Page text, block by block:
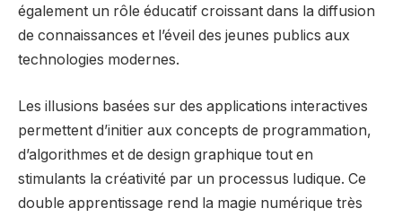
également un rôle éducatif croissant dans la diffusion
de connaissances et l’éveil des jeunes publics aux
technologies modernes.
Les illusions basées sur des applications interactives
permettent d’initier aux concepts de programmation,
d’algorithmes et de design graphique tout en
stimulants la créativité par un processus ludique. Ce
double apprentissage rend la magie numérique très